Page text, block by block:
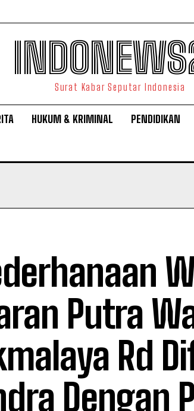
Surat Kabar Seputar Indonesia
HUKUM & KRIMINAL PENDIDIKAN
Putra
Rd
Dengan